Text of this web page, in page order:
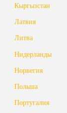
Кыргызстан
Латвия
Литва
Нидерланды
Норвегия
Польша
Португалия